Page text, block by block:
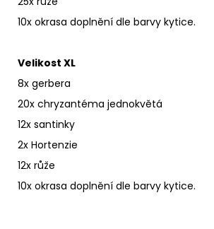
10x okrasa doplnění dle barvy kytice.
Velikost XL
8x gerbera
20x chryzantéma jednokvětá
12x santinky
2x Hortenzie
12x růže
10x okrasa doplnění dle barvy kytice.